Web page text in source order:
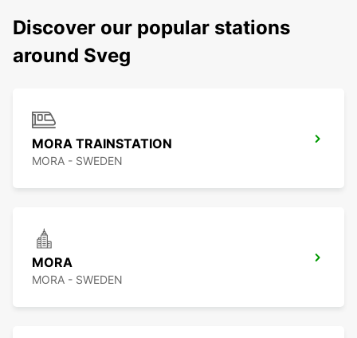
Discover our popular stations
around Sveg
MORA TRAINSTATION
MORA - SWEDEN
MORA
MORA - SWEDEN